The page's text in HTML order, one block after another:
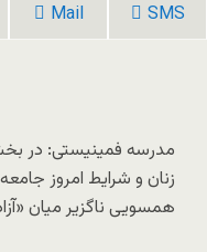
Mail SMS
مدرسه فمینیستی: در
همسویی ناگزیر میان